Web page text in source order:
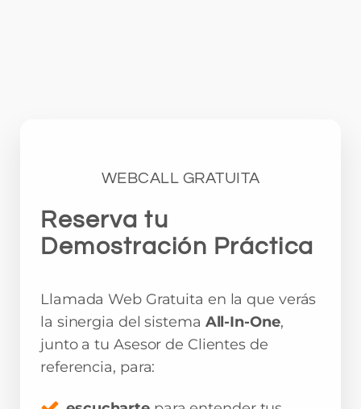
WEBCALL GRATUITA
Reserva tu
Demostración Práctica
Llamada Web Gratuita en la que verás
la sinergia del sistema All-In-One,
junto a tu Asesor de Clientes de
referencia, para: